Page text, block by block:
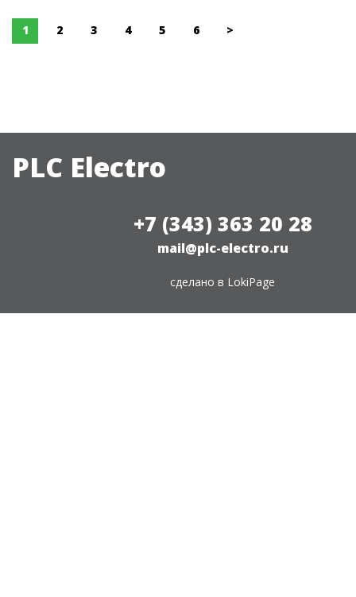
1 2 3 4 5 6 >
PLC Electro
+7 (343) 363 20 28
mail@plc-electro.ru
сделано в LokiPage